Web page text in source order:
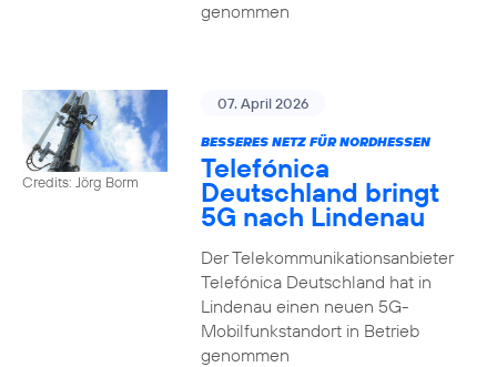
genommen
Credits: Jörg Borm
07. April 2026
BESSERES NETZ FÜR NORDHESSEN
Telefónica
Deutschland bringt
5G nach Lindenau
Der Telekommunikationsanbieter
Telefónica Deutschland hat in
Lindenau einen neuen 5G-
Mobilfunkstandort in Betrieb
genommen